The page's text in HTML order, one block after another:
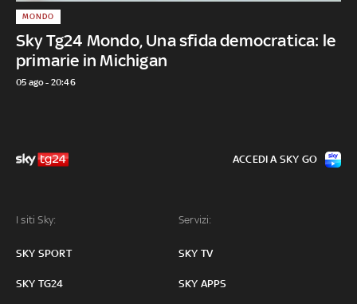
Sky Tg24 Mondo, Una sfida democratica: le
primarie in Michigan
MONDO
05 ago - 20:46
I siti Sky:
SKY SPORT
SKY TG24
Servizi:
SKY TV
SKY APPS
ACCEDI A SKY GO